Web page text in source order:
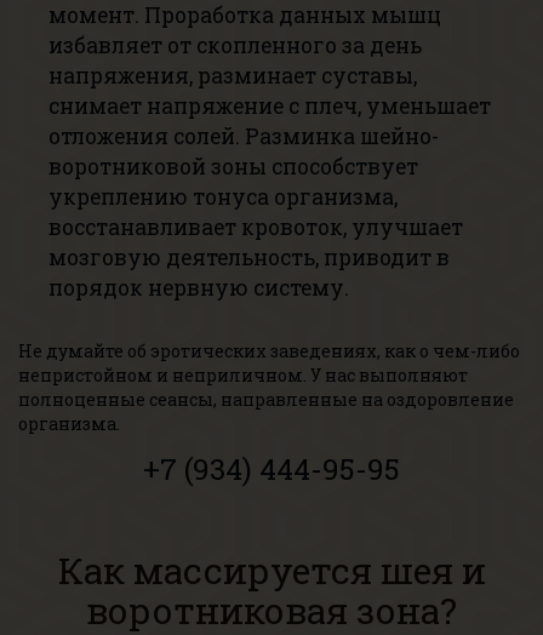
момент. Проработка данных мышц
избавляет от скопленного за день
напряжения, разминает суставы,
снимает напряжение с плеч, уменьшает
отложения солей. Разминка шейно-
воротниковой зоны способствует
укреплению тонуса организма,
восстанавливает кровоток, улучшает
мозговую деятельность, приводит в
порядок нервную систему.
Не думайте об эротических заведениях, как о чем-либо
непристойном и неприличном. У нас выполняют
полноценные сеансы, направленные на оздоровление
организма.
+7 (934) 444-95-95
Как массируется шея и
воротниковая зона?